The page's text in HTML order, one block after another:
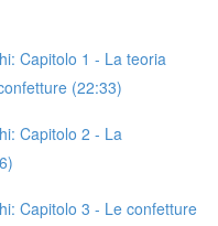
Capitolo 1 - La teoria
(22:33)
Capitolo 2 - La
Capitolo 3 - Le confetture